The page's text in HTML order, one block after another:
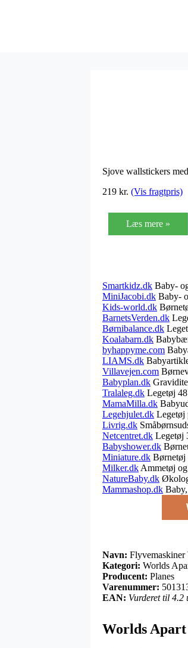
Sjove wallstickers
219 kr. (Vis fragtpris)
Læs mere »
Smartkidz.dk Baby-
MiniJacobi.dk Baby-
Kids-world.dk
BarnetsVerden.dk
Børnibalance.dk
Koalabarn.dk
byhappyme.com
LIAMS.dk
Villavejen.com
Babyplan.dk
Tralaleg.dk Legetøj
MamaMilla.dk
Legehjulet.dk Legetøj
Livrig.dk
Netcentret.dk Legetøj
Babyshower.dk
Miniature.dk Børnetøj
Milker.dk Ammetøj
NatureBaby.dk
Mammashop.dk
Navn:
Kategori: Worlds
Producent: Planes
Varenummer:
EAN: Vurderet til 4.2
Worlds